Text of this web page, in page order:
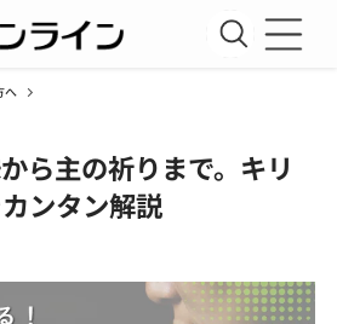
会員ログイン
コラム
へ
ら主の祈りまで。キリ
ンタン解説